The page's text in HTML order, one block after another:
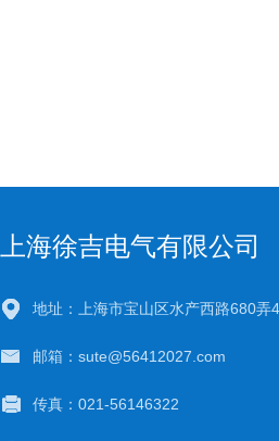
上海徐吉电气有限公司
地址：上海市宝山区水产西路680弄
邮箱：sute@56412027.com
传真：021-56146322